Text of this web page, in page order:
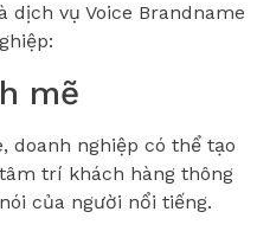
vụ Voice Brandname
mẽ
doanh nghiệp có thể tạo
trí khách hàng thông
của người nổi tiếng.